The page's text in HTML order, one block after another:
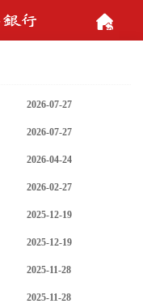
2026-07-27
2026-07-27
2026-04-24
2026-02-27
2025-12-19
2025-12-19
2025-11-28
2025-11-28